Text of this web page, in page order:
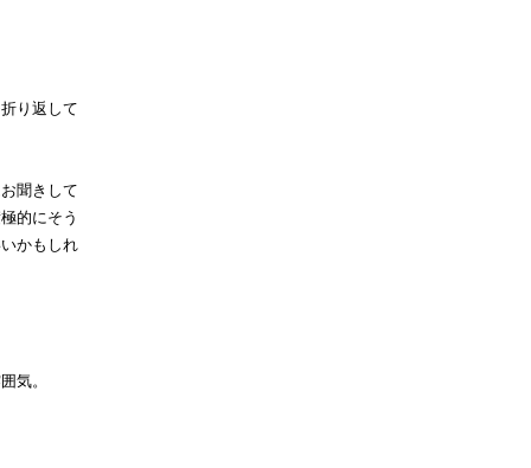
り返して
聞きして
的にそう
かもしれ
気。